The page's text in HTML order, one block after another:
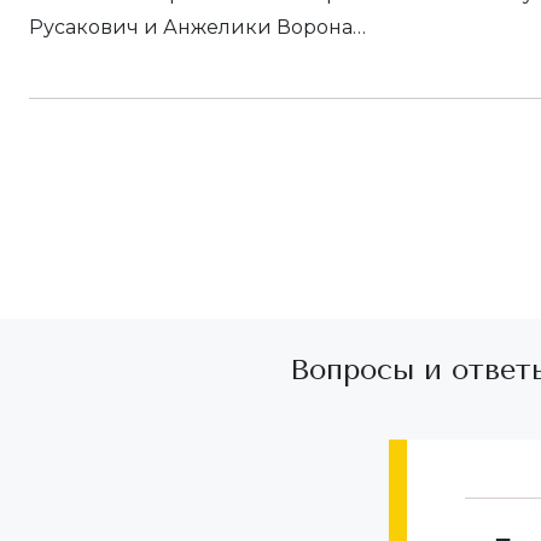
Русакович и Анжелики Ворона…
Вопросы и